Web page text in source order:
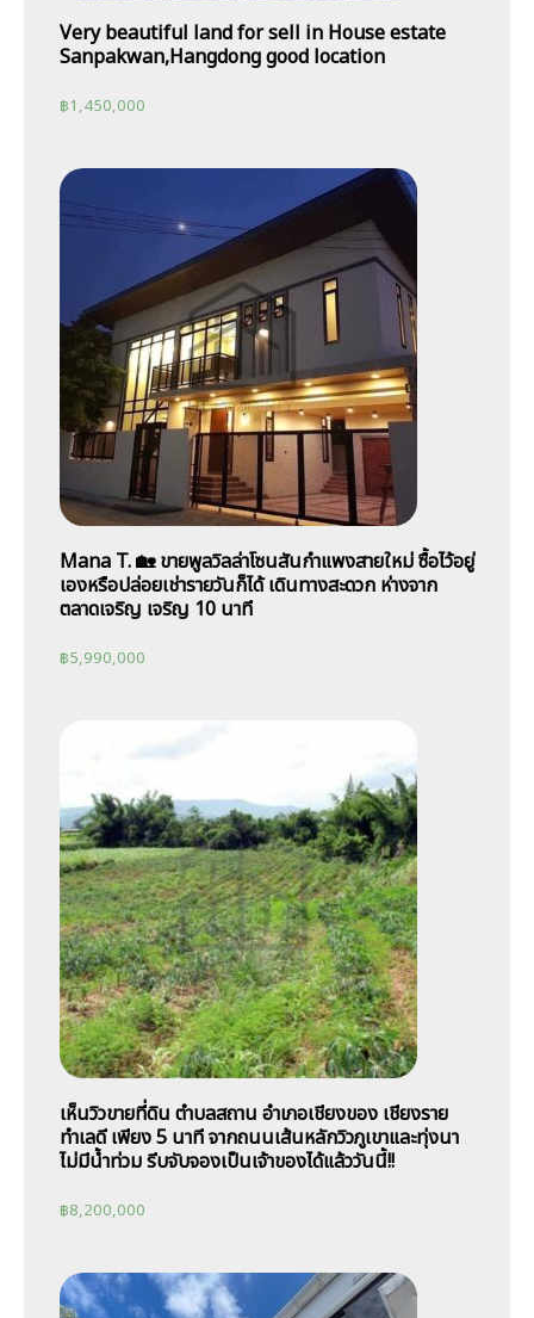
Very beautiful land for sell in House estate
Sanpakwan,Hangdong good location
฿1,450,000
Mana T. 🏡 ขายพูลวิลล่าโซนสันกำแพงสายใหม่ ซื้อไว้อยู่
เองหรือปล่อยเช่ารายวันก็ได้ เดินทางสะดวก ห่างจาก
ตลาดเจริญ เจริญ 10 นาที
฿5,990,000
เห็นวิวขายที่ดิน ตำบลสถาน อำเภอเชียงของ เชียงราย
ทำเลดี เพียง 5 นาที จากถนนเส้นหลักวิวภูเขาและทุ่งนา
ไม่มีน้ำท่วม รีบจับจองเป็นเจ้าของได้แล้ววันนี้!!
฿8,200,000